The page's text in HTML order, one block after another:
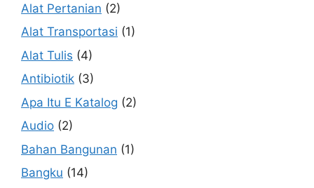
Alat Pertanian (2)
Alat Transportasi (1)
Alat Tulis (4)
Antibiotik (3)
Apa Itu E Katalog (2)
Audio (2)
Bahan Bangunan (1)
Bangku (14)